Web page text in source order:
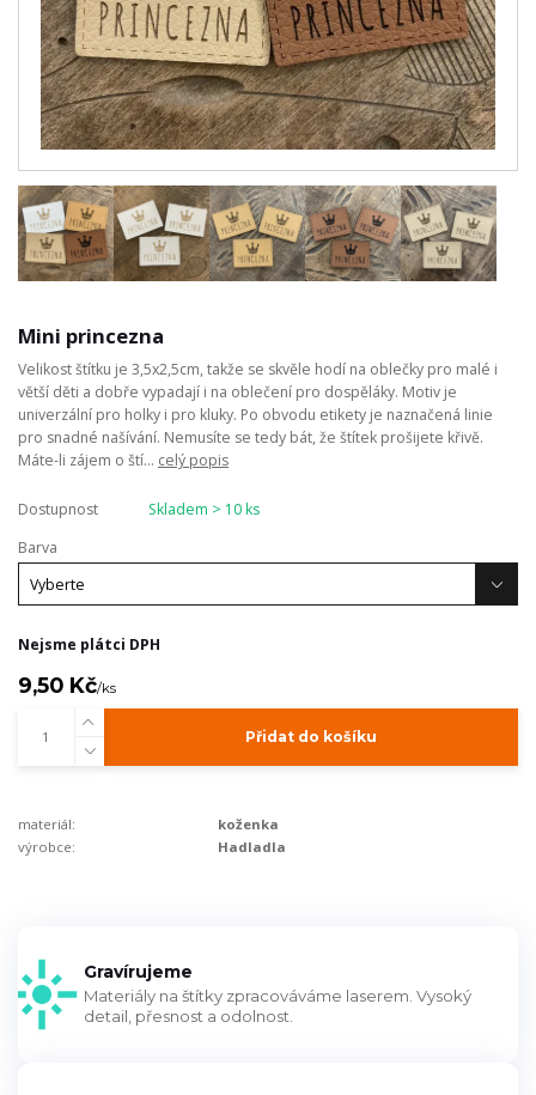
Mini princezna
Velikost štítku je 3,5x2,5cm, takže se skvěle hodí na oblečky pro malé i
větší děti a dobře vypadají i na oblečení pro dospěláky. Motiv je
univerzální pro holky i pro kluky. Po obvodu etikety je naznačená linie
pro snadné našívání. Nemusíte se tedy bát, že štítek prošijete křivě.
Máte-li zájem o ští... celý popis
Dostupnost
Skladem > 10 ks
Barva
Nejsme plátci DPH
9,50 Kč/ks
Přidat do košíku
materiál:
koženka
výrobce:
Hadladla
Gravírujeme
Materiály na štítky zpracováváme laserem. Vysoký
detail, přesnost a odolnost.